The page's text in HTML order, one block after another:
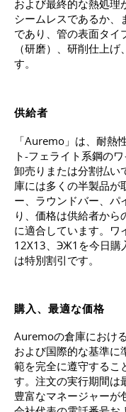
および最終的な熱処理
シームレスであるか、
であり、管の表面タイ
（研磨）、研削仕上
す。
供給者
「Auremo」は、耐熱
ト-フェライト系鋼の
卸売りまたは分割払い
庫には多くの半製品が
ー、ラウンドバー、
り、価格は供給者か
に適合しています。ワ
12X13、ЭЖ1を今日購
は特別割引です。
購入、最適な価格
Auremoの倉庫におけ
および国際的な基準に
範を完全に遵守するこ
す。注文の実行期間は
豊富なマネージャーが